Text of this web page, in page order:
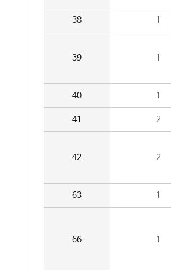
38 1
39 1
40 1
41 2
42 2
63 1
66 1